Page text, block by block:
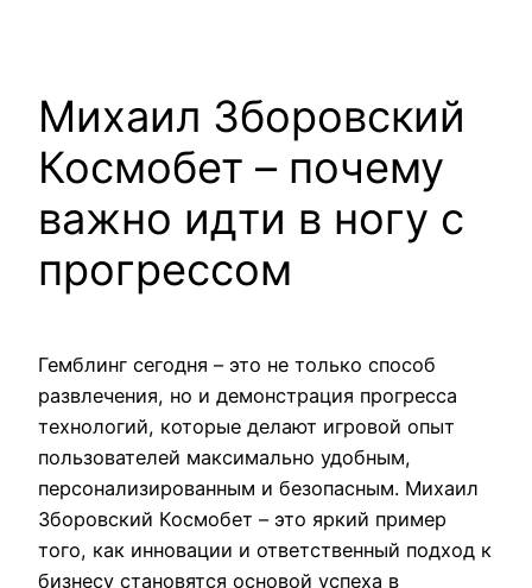
conteúdo
Михаил Зборовский
Космобет – почему
важно идти в ногу с
прогрессом
Гемблинг сегодня – это не только способ
развлечения, но и демонстрация прогресса
технологий, которые делают игровой опыт
пользователей максимально удобным,
персонализированным и безопасным. Михаил
Зборовский Космобет – это яркий пример
того, как инновации и ответственный подход к
бизнесу становятся основой успеха в